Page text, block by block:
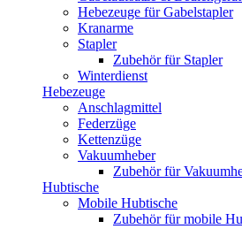
Hebezeuge für Gabelstapler
Kranarme
Stapler
Zubehör für Stapler
Winterdienst
Hebezeuge
Anschlagmittel
Federzüge
Kettenzüge
Vakuumheber
Zubehör für
Hubtische
Mobile Hubtische
Zubehör für mobile